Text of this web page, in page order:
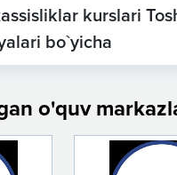
kurslari
bo`yicha
o'quv